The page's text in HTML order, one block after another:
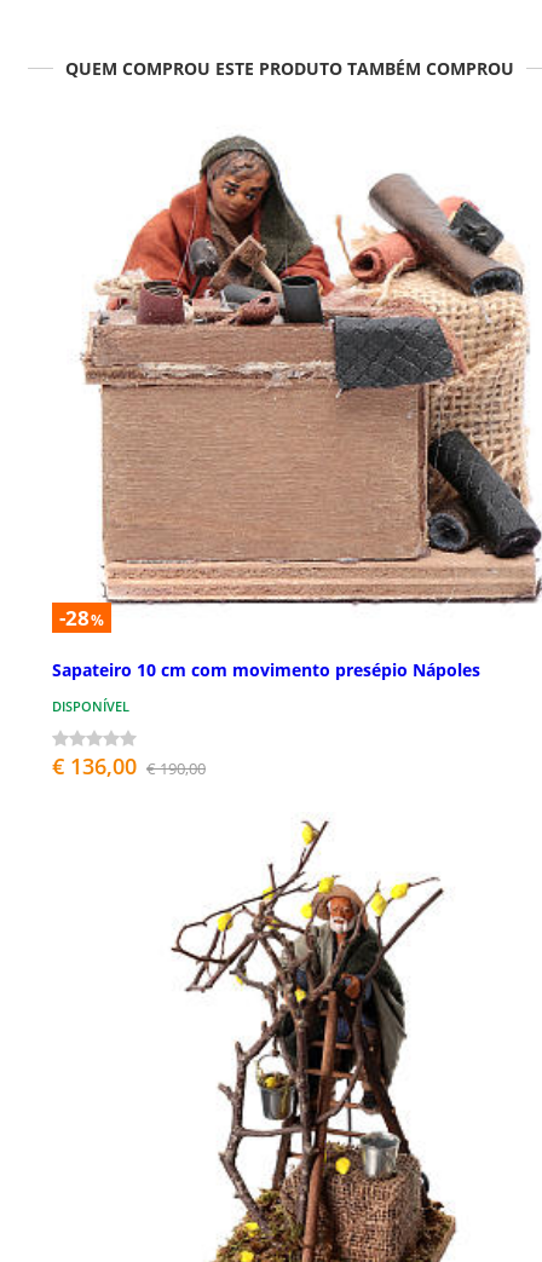
QUEM COMPROU ESTE PRODUTO TAMBÉM COMPROU
-28%
Sapateiro 10 cm com movimento presépio Nápoles
DISPONÍVEL
€ 136,00 € 190,00